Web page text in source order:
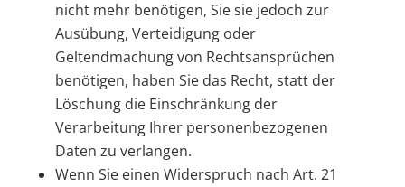
nicht mehr benötigen, Sie sie jedoch zur
Ausübung, Verteidigung oder
Geltendmachung von Rechtsansprüchen
benötigen, haben Sie das Recht, statt der
Löschung die Einschränkung der
Verarbeitung Ihrer personenbezogenen
Daten zu verlangen.
Wenn Sie einen Widerspruch nach Art. 21